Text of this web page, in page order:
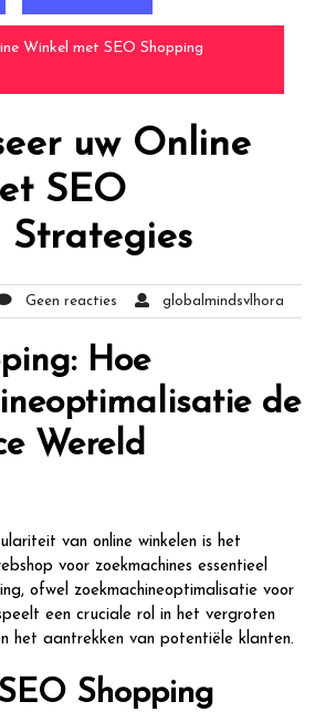
Winkel met SEO Shopping
uw Online
SEO
Strategies
Geen reacties globalmindsvlhora
Hoe
de
Wereld
van online winkelen is het
voor zoekmachines essentieel
ofwel zoekmachineoptimalisatie voor
een cruciale rol in het vergroten
het aantrekken van potentiële klanten.
Shopping